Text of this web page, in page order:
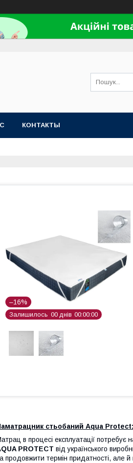
КОНТАКТЫ
–16%
Залишилось 00 днів 00 00 00
стьобаний Aqua Protect:
в процесі експлуатації
PROTECT від українського
продовжити термін придатності, але й